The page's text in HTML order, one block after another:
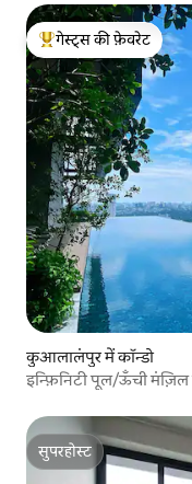
गेस्ट्स का टॉप फ़ेवरेट
गेस्ट्स की फ़ेवरेट
कुआलालंपुर में कॉन्डो
इन्फ़िनिटी पूल/ऊँची मंज़िल
सुपरहोस्ट
सुपरहोस्ट